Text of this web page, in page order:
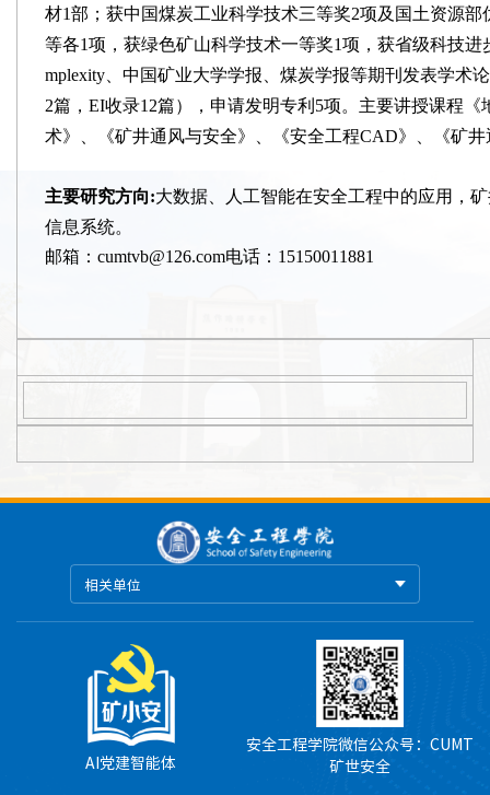
材1部；获中国煤炭工业科学技术三等奖2项及国土资源部
等各1项，获绿色矿山科学技术一等奖1项，获省级科技进
mplexity、中国矿业大学学报、煤炭学报等期刊发表学术
2篇， EI收录12篇），申请发明专利 5项。主要讲授课程《
术》、《矿井通风与安全》、《安全工程CAD》、《矿
主要研究方向:大数据、人工智能在安全工程中的应用，
信息系统。
邮箱： cumtvb@126.com电话： 15150011881
相关单位
AI党建智能体
安全工程学院微信公众号：CUMT
矿世安全